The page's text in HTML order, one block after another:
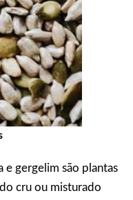
e gergelim são plantas
cru ou misturado